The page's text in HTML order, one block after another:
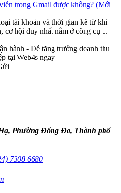
trong Gmail được không? (Mới
tài khoản và thời gian kể từ khi
cơ hội duy nhất nằm ở công cụ ...
hành - Dễ tăng trưởng doanh thu
tại Web4s ngay
Phường Đống Đa, Thành phố
7308 6680